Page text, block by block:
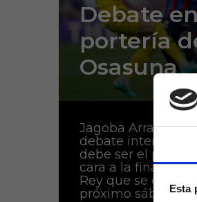
Esta
Debate
portería
Osasuna
Jagoba Arrasate
debate interno
debe ser el
cara a la final de
Rey que se disputa
próximo sábado